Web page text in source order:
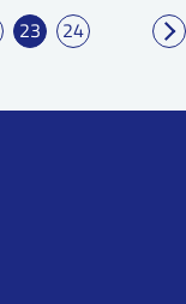
23 24